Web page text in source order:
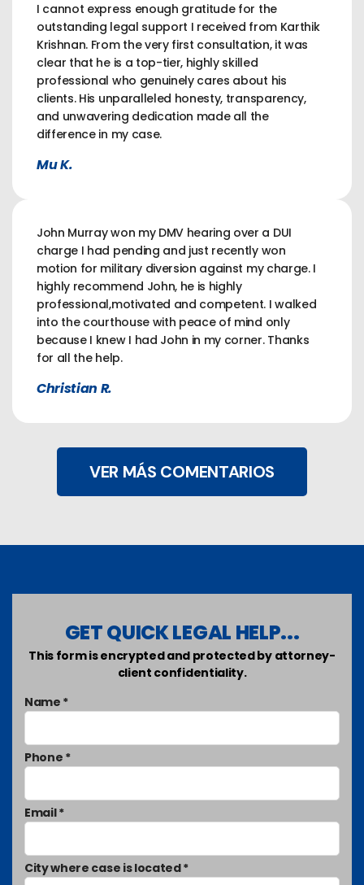
I cannot express enough gratitude for the
outstanding legal support I received from Karthik
Krishnan. From the very first consultation, it was
clear that he is a top-tier, highly skilled
professional who genuinely cares about his
clients. His unparalleled honesty, transparency,
and unwavering dedication made all the
difference in my case.
Mu K.
John Murray won my DMV hearing over a DUI
charge I had pending and just recently won
motion for military diversion against my charge. I
highly recommend John, he is highly
professional,motivated and competent. I walked
into the courthouse with peace of mind only
because I knew I had John in my corner. Thanks
for all the help.
Christian R.
VER MÁS COMENTARIOS
GET QUICK LEGAL HELP...
This form is encrypted and protected by attorney-
client confidentiality.
Name *
Phone *
Email *
City where case is located *